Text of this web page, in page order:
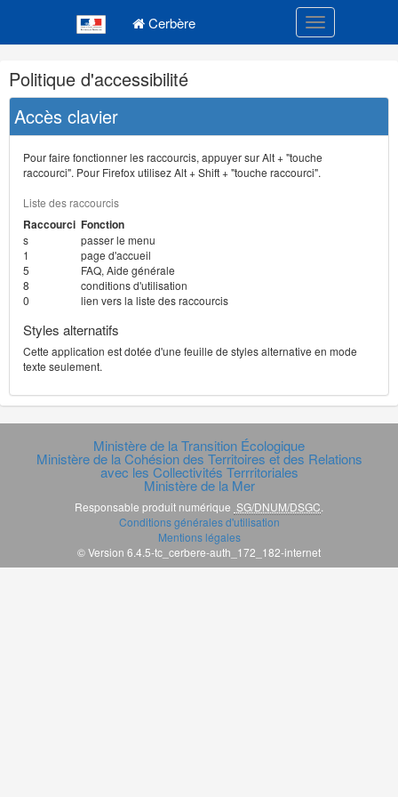
Cerbère Toggle
Navigation
et
outils
annexes
Politique d'accessibilité
Accès clavier
Pour faire fonctionner les raccourcis, appuyer sur Alt + "touche
raccourci". Pour Firefox utilisez Alt + Shift + "touche raccourci".
Liste des raccourcis
Raccourci Fonction
s
passer le menu
1
page d'accueil
5
FAQ, Aide générale
8
conditions d'utilisation
0
lien vers la liste des raccourcis
Styles alternatifs
Cette application est dotée d'une feuille de styles alternative en mode
texte seulement.
Ministère de la Transition Écologique
Ministère de la Cohésion des Territoires et des Relations
avec les Collectivités Terrritoriales
Ministère de la Mer
Responsable produit numérique SG/DNUM/DSGC
Conditions générales d'utilisation
Mentions légales
© Version 6.4.5-tc_cerbere-auth_172_182-internet